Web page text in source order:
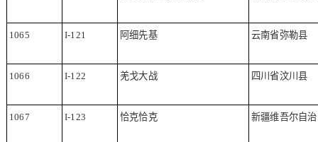
1065 I-121 阿细先基 云南省弥勒县
1066 I-122 羌戈大战 四川省汶川县
1067 I-123 恰克恰克 新疆维吾尔自